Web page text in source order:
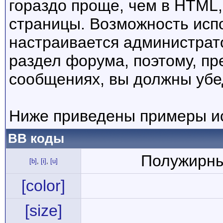
гораздо проще, чем в
страницы. Возможность
настраивается
раздел форума, поэтому,
сообщениях, вы должны
Ниже приведены примеры
BB коды
[b] , [i] , [u]
[color]
[size]